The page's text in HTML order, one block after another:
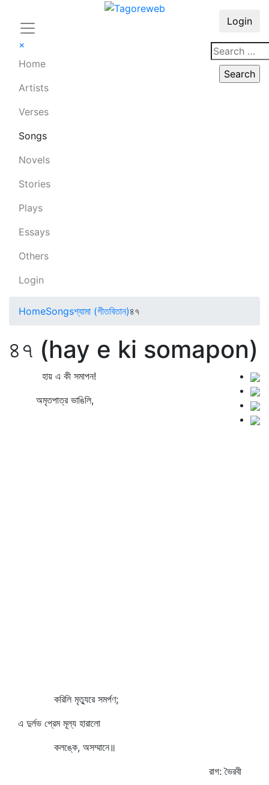
×
Home
Artists
Verses
Songs
Novels
Stories
Plays
Essays
Others
Login
Login
HomeSongsশ্যামা (গীতবিতান)৪৭
৪৭ (hay e ki somapon)
হায় এ কী সমাপন!
অমৃতপাত্র ভাঙিলি,
করিলি মৃত্যুরে সমর্পণ;
এ দুর্লভ প্রেম মূল্য হারালো
কলঙ্কে, অসম্মানে॥
রাগ: ভৈরবী